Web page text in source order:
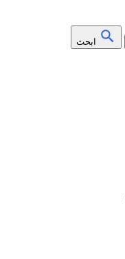
ابحث